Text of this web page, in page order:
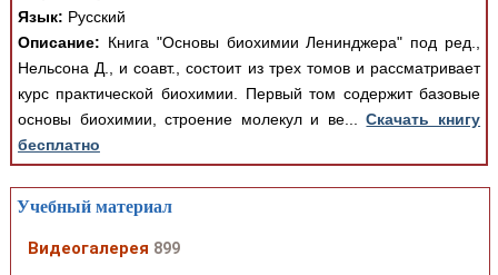
Язык: Русский
Описание: Книга "Основы биохимии Ленинджера" под ред.,
Нельсона Д., и соавт., состоит из трех томов и рассматривает
курс практической биохимии. Первый том содержит базовые
основы биохимии, строение молекул и ве...Скачать книгу
бесплатно
Учебный материал
Видеогалерея 899